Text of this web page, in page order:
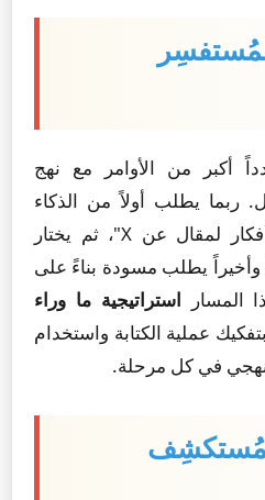
أكبر من الأوامر مع نهج
ربما يطلب أولاً من الذكاء
الاصطناعي "طرح ثلاثة أفكار لمقال عن X"، ثم يختار
يطلب مسودة بناءً على
المسار استراتيجية ما وراء
عملية الكتابة واستخدام
في كل مرحلة.